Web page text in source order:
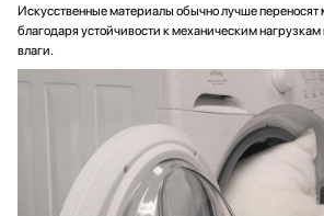
Искусственные материалы обычно лучше
благодаря устойчивости к механическим
влаги.